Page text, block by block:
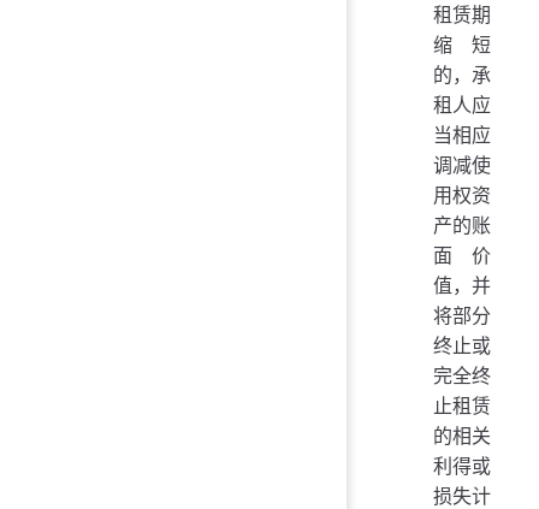
租赁期
缩短
的，承
租人应
当相应
调减使
用权资
产的账
面价
值，并
将部分
终止或
完全终
止租赁
的相关
利得或
损失计